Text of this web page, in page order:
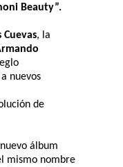
Beauty”.
Cuevas, la
nuevos
de
álbum
mismo nombre